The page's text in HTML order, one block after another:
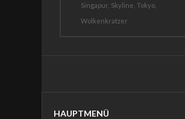
Singapur, Skyline, Tokyo,
Wolkenkratzer
HAUPTMENÜ